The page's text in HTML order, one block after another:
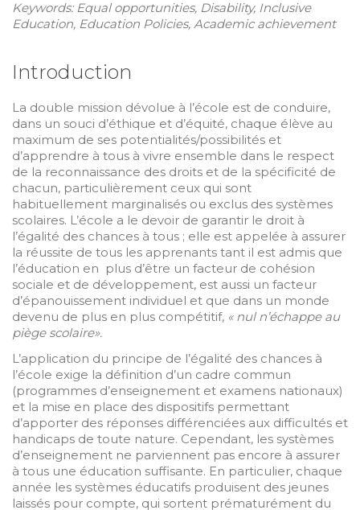
Keywords: Equal opportunities, Disability, Inclusive
Education, Education Policies, Academic achievement
Introduction
La double mission dévolue à l’école est de conduire,
dans un souci d’éthique et d’équité, chaque élève au
maximum de ses potentialités/possibilités et
d’apprendre à tous à vivre ensemble dans le respect
de la reconnaissance des droits et de la spécificité de
chacun, particulièrement ceux qui sont
habituellement marginalisés ou exclus des systèmes
scolaires. L’école a le devoir de garantir le droit à
l’égalité des chances à tous ; elle est appelée à assurer
la réussite de tous les apprenants tant il est admis que
l’éducation en plus d’être un facteur de cohésion
sociale et de développement, est aussi un facteur
d’épanouissement individuel et que dans un monde
devenu de plus en plus compétitif, « nul n’échappe au
piège scolaire».
L’application du principe de l’égalité des chances à
l’école exige la définition d’un cadre commun
(programmes d’enseignement et examens nationaux)
et la mise en place des dispositifs permettant
d’apporter des réponses différenciées aux difficultés et
handicaps de toute nature. Cependant, les systèmes
d’enseignement ne parviennent pas encore à assurer
à tous une éducation suffisante. En particulier, chaque
année les systèmes éducatifs produisent des jeunes
laissés pour compte, qui sortent prématurément du